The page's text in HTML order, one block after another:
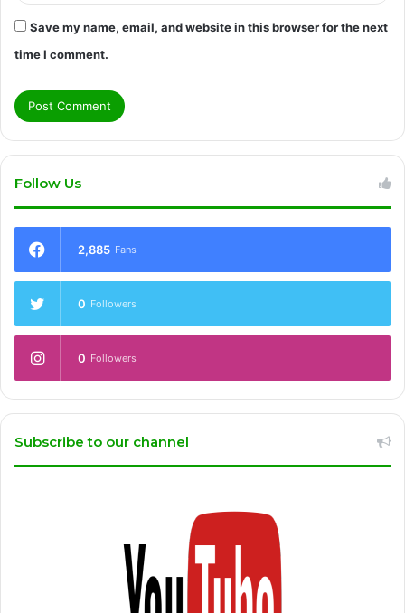
Save my name, email, and website in this browser for the next
time I comment.
Follow Us
2,885 Fans
0 Followers
0 Followers
Subscribe to our channel